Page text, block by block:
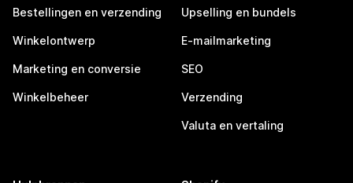
Bestellingen en verzending
Winkelontwerp
Marketing en conversie
Winkelbeheer
Upselling en bundels
E-mailmarketing
SEO
Verzending
Valuta en vertaling